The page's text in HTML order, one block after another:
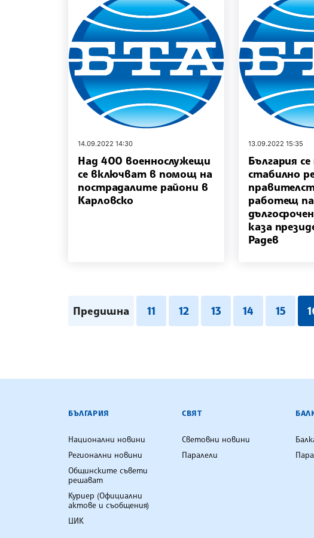
14.09.2022 14:30
Над 400 военнослужещи
се включват в помощ на
пострадалите райони в
Карловско
13.09.2022 15:35
България
стабилно
работещ
каза
Радев
Предишна 11 12 13 14 15
БЪЛГАРСКА ТЕЛЕГРАФНА
БЪЛГАРИЯ
Национални новини
Регионални новини
Общинските съвети
решават
Куриер (Официални
актове и съобщения)
ЦИК
СВЯТ
Световни новини
Паралели